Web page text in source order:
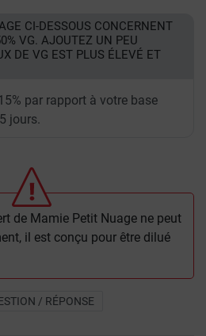
CI-DESSOUS CONCERNENT
VG. AJOUTEZ UN PEU
DE VG EST PLUS ÉLEVÉ ET
par rapport à votre base
jours.
de Mamie Petit Nuage ne peut
il est conçu pour être dilué
/ RÉPONSE